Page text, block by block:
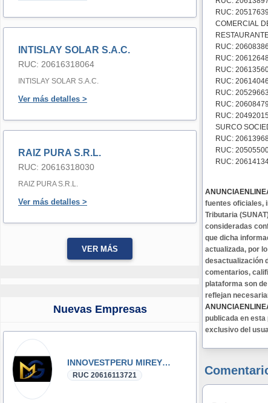
INTISLAY SOLAR S.A.C.
RUC: 20616318064
INTISLAY SOLAR S.A.C.
Ver más detalles >
RAIZ PURA S.R.L.
RUC: 20616318030
RAIZ PURA S.R.L.
Ver más detalles >
VER MÁS
Nuevas Empresas
INNOVESTPERU MIREYKA GROUP SAC
RUC 20616113721
RUC:
COMERCIAL
RUC:
RUC:
RUC:
RUC:
RUC:
RUC:
RUC:
SURCO
RUC:
RUC:
RUC:
fuentes oficiales,
Tributaria
consideradas
que dicha
actualizada, por
desactualización
comentarios,
plataforma son
reflejan
publicada en
exclusivo del